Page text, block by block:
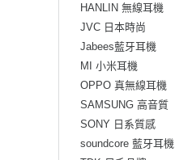
HANLIN 無線耳機
JVC 日本時尚
Jabees藍牙耳機
MI 小米耳機
OPPO 真無線耳機
SAMSUNG 高音質
SONY 日系質感
soundcore 藍牙耳機